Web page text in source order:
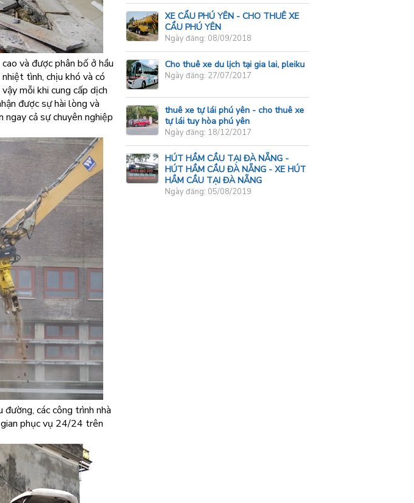
và được phân bố ở hầu
tình, chịu khó và có
mỗi khi cung cấp dịch
được sự hài lòng và
ngay cả sự chuyên nghiệp
đường, các công trình nhà
phục vụ 24/24 trên
XE CẨU PHÚ YÊN - CHO THUÊ XE
CẨU PHÚ YÊN
Ngày đăng: 08/09/2018
Cho thuê xe du lịch tại gia lai, pleiku
Ngày đăng: 27/07/2017
thuê xe tự lái phú yên - cho thuê xe
tự lái tuy hòa phú yên
Ngày đăng: 18/12/2017
HÚT HẦM CẦU TẠI ĐÀ NẴNG -
HÚT HẦM CẦU ĐÀ NẴNG - XE HÚT
HẦM CẦU TẠI ĐÀ NẴNG
Ngày đăng: 05/08/2019